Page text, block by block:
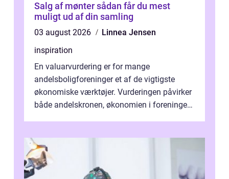
Salg af mønter sådan får du mest
muligt ud af din samling
03 august 2026
Linnea Jensen
inspiration
En valuarvurdering er for mange
andelsboligforeninger et af de vigtigste
økonomiske værktøjer. Vurderingen påvirker
både andelskronen, økonomien i foreningen